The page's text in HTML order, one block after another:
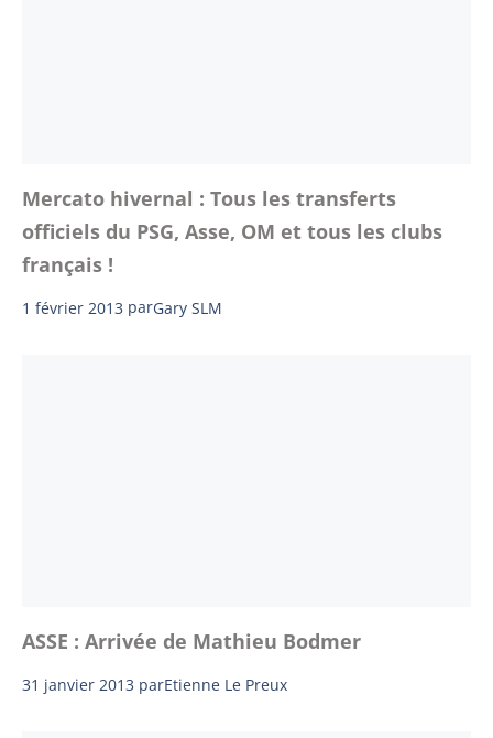
Mercato hivernal : Tous les transferts
officiels du PSG, Asse, OM et tous les clubs
français !
1 février 2013 parGary SLM
ASSE : Arrivée de Mathieu Bodmer
31 janvier 2013 parEtienne Le Preux